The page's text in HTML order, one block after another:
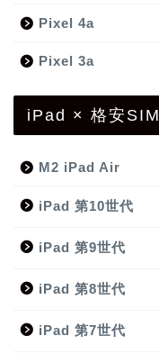
Pixel 4a
Pixel 3a
iPad × 格安SIM
M2 iPad Air
iPad 第10世代
iPad 第9世代
iPad 第8世代
iPad 第7世代